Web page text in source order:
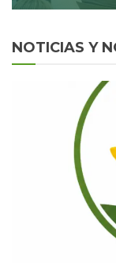
NOTICIAS Y